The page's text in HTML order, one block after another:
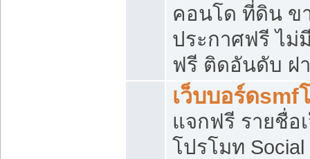
คอนโด ที่ดิน ข
ประกาศฟรี ไม่
ฟรี ติดอันดับ ฝ
เว็บบอร์ดsmf
แจกฟรี รายชื่อ
โปรโมท